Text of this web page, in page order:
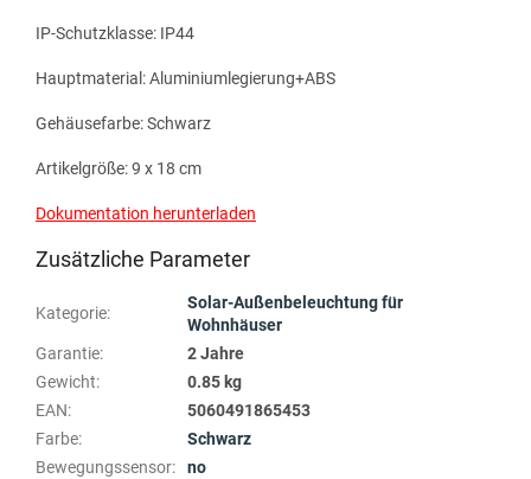
IP-Schutzklasse: IP44
Hauptmaterial: Aluminiumlegierung+ABS
Gehäusefarbe: Schwarz
Artikelgröße: 9 x 18 cm
Dokumentation herunterladen
Zusätzliche Parameter
Kategorie:
Solar-Außenbeleuchtung für
Wohnhäuser
Garantie:
2 Jahre
Gewicht:
0.85 kg
EAN:
5060491865453
Farbe:
Schwarz
Bewegungssensor:
no